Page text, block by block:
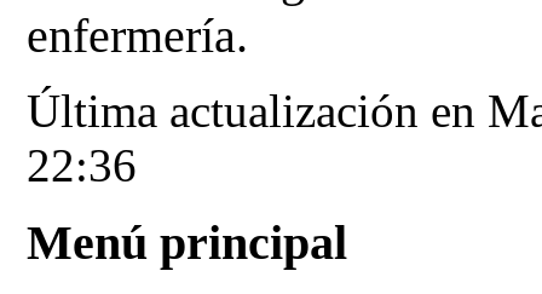
enfermería.
Última actualización en
22:36
Menú principal